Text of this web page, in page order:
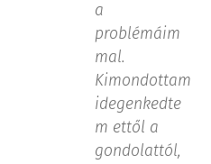
a
problémáim
mal.
Kimondottam
idegenkedte
m ettől a
gondolattól,